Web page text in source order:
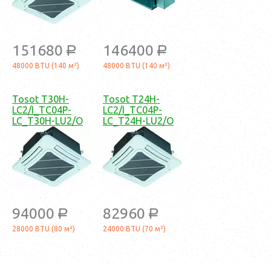
151680 a
48000 BTU (140 м²)
146400 a
48000 BTU (140 м²)
Tosot T30H-
LC2/I_TC04P-
LC_T30H-LU2/O
94000 a
28000 BTU (80 м²)
Tosot T24H-
LC2/I_TC04P-
LC_T24H-LU2/O
82960 a
24000 BTU (70 м²)